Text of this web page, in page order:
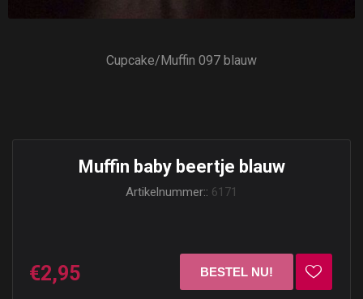
Cupcake/Muffin 097 blauw
Muffin baby beertje blauw
Artikelnummer:: 6171
€2,95